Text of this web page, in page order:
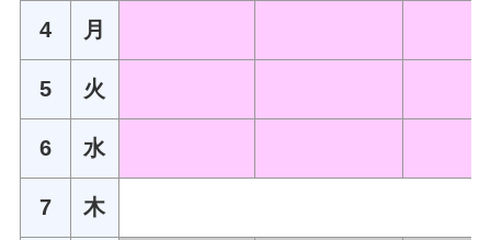
4 月
5 火
6 水
7 木